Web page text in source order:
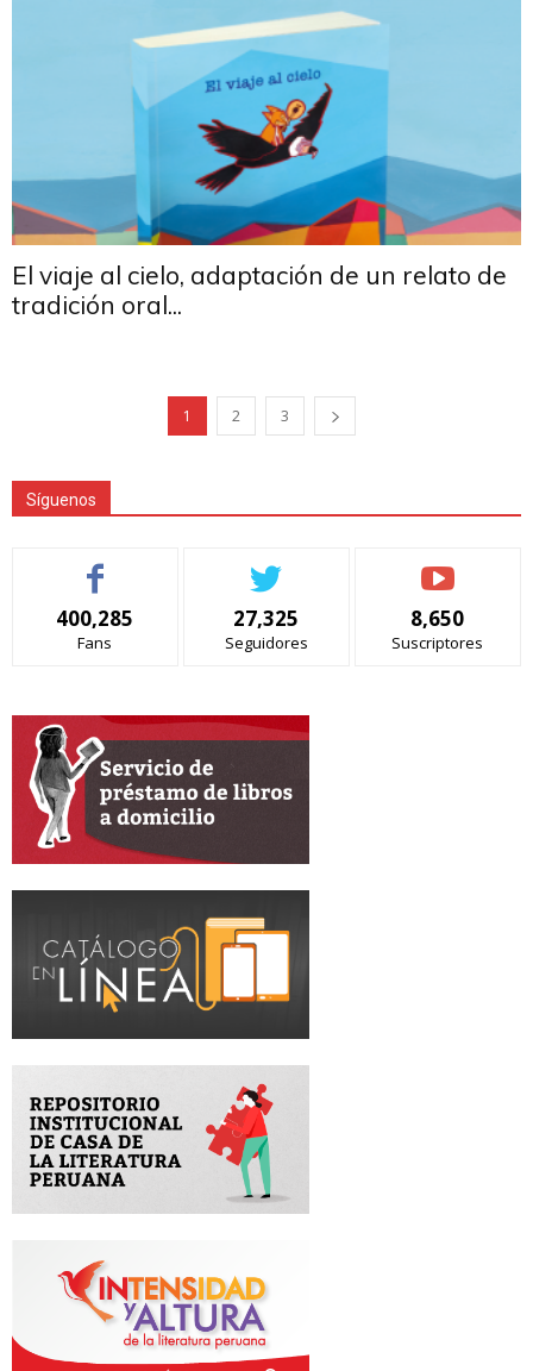
El viaje al cielo, adaptación de un relato de
tradición oral...
1 2 3
Síguenos
400,285
Fans
27,325
Seguidores
8,650
Suscriptores